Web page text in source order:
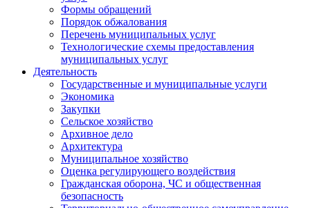
Формы обращений
Порядок обжалования
Перечень муниципальных услуг
Технологические схемы предоставления
муниципальных услуг
Деятельность
Государственные и муниципальные услуги
Экономика
Закупки
Сельское хозяйство
Архивное дело
Архитектура
Муниципальное хозяйство
Оценка регулирующего воздействия
Гражданская оборона, ЧС и общественная
безопасность